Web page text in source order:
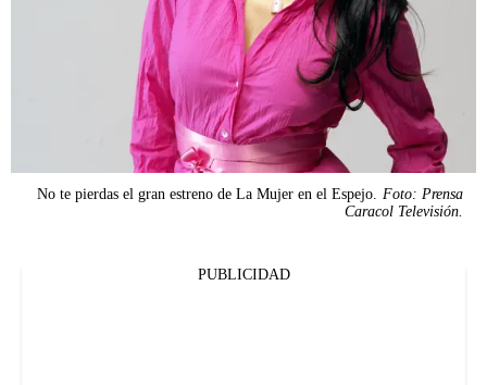
No te pierdas el gran estreno de La Mujer en el Espejo. Foto: Prensa
Caracol Televisión.
PUBLICIDAD